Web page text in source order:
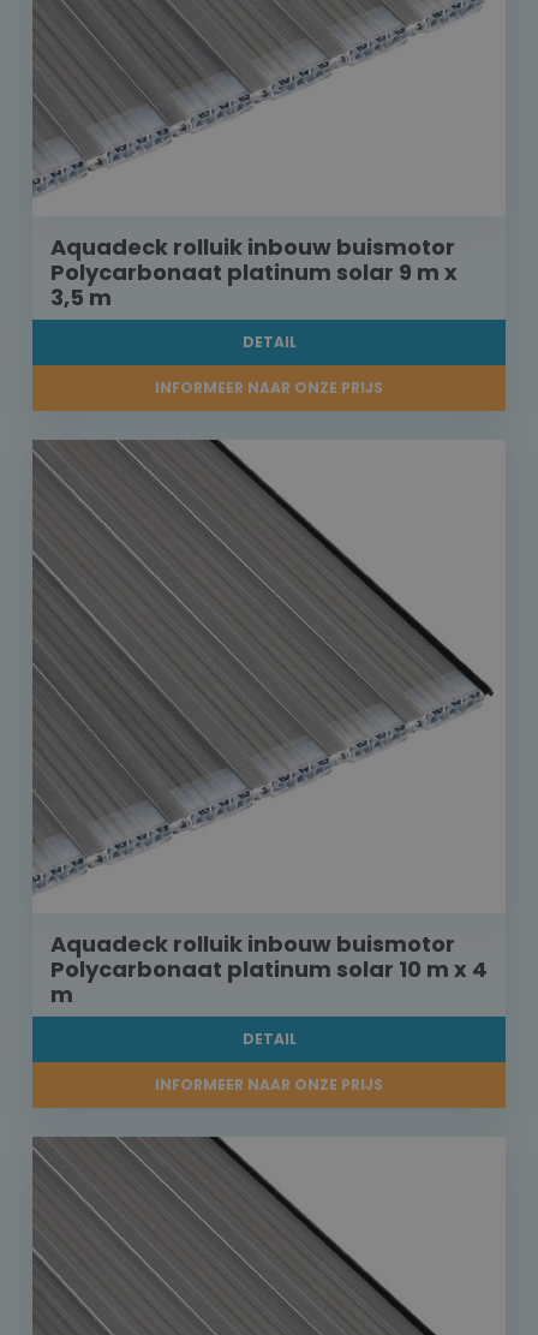
Aquadeck rolluik inbouw buismotor
Polycarbonaat platinum solar 9 m x
3,5 m
DETAIL
INFORMEER NAAR ONZE PRIJS
Aquadeck rolluik inbouw buismotor
Polycarbonaat platinum solar 10 m x 4
m
DETAIL
INFORMEER NAAR ONZE PRIJS